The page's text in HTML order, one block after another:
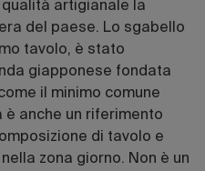
artigianale la
del paese. Lo sgabello
tavolo, è stato
giapponese fondata
il minimo comune
è anche un riferimento
di tavolo e
zona giorno. Non è un